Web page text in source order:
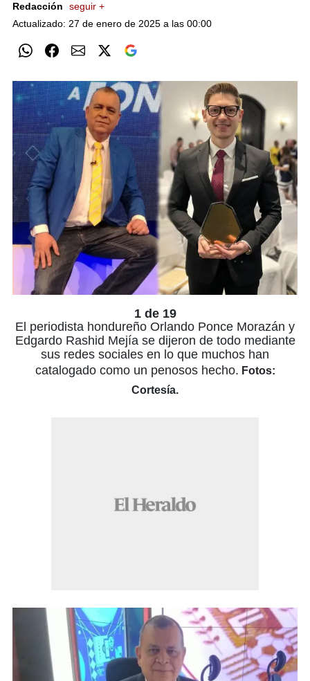
Redacción
seguir +
Actualizado: 27 de enero de 2025 a las 00:00
1 de 19
El periodista hondureño Orlando Ponce Morazán y
Edgardo Rashid Mejía se dijeron de todo mediante
sus redes sociales en lo que muchos han
catalogado como un penosos hecho. Fotos:
Cortesía.